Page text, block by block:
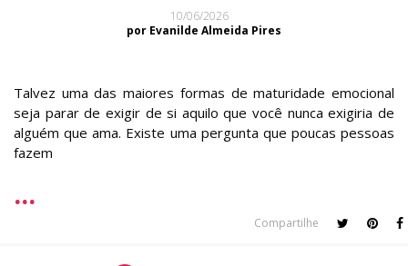
10/06/2026
por Evanilde Almeida Pires
Talvez uma das maiores formas de maturidade emocional
seja parar de exigir de si aquilo que você nunca exigiria de
alguém que ama. Existe uma pergunta que poucas pessoas
fazem
Compartilhe